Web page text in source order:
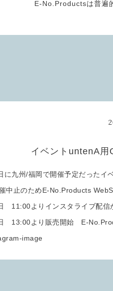
E-No.Productsは普遍
イベントuntenA用
に九州/福岡で開催予定だったイ
中止のためE-No.Products
11:00よりインスタライブ配
13:00より販売開始 E-